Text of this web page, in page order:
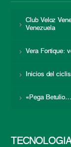
Club Veloz
Venezuela
Vera Fortique:
Inicios del
«Pega